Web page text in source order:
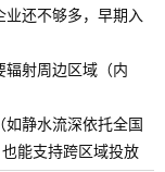
还不够多，早期入
辐射周边区域（内
静水流深依托全国
能支持跨区域投放